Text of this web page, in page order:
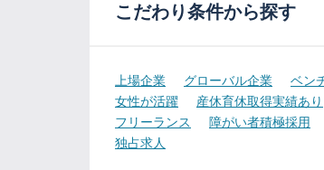
こだわり条件から探す
上場企業 グローバル企業 ベン
女性が活躍
産休育休取得実績あり
フリーランス
障がい者積極採用
独占求人